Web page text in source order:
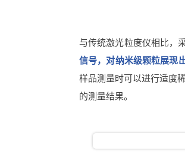
与传统激光粒度仪相比，
信号，对纳米级颗粒展现
样品测量时可以进行适度
的测量结果。